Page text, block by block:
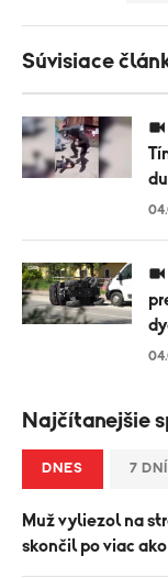
Súvisiace
Najčítanejšie
DNES 7 DNÍ
Muž vyliezol na
skončil po viac